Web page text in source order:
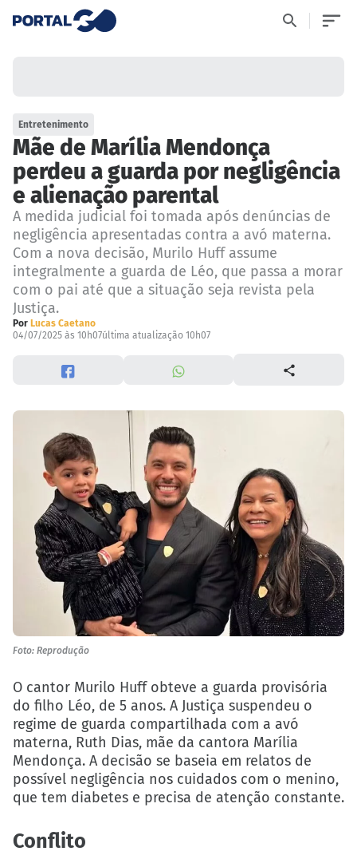
Entretenimento
Mãe de Marília Mendonça
perdeu a guarda por negligência
e alienação parental
A medida judicial foi tomada após denúncias de
negligência apresentadas contra a avó materna.
Com a nova decisão, Murilo Huff assume
integralmente a guarda de Léo, que passa a morar
com o pai até que a situação seja revista pela
Justiça.
Por Lucas Caetano
04/07/2025 às 10h07última atualização 10h07
Foto: Reprodução
O cantor Murilo Huff obteve a guarda provisória
do filho Léo, de 5 anos. A Justiça suspendeu o
regime de guarda compartilhada com a avó
materna, Ruth Dias, mãe da cantora Marília
Mendonça. A decisão se baseia em relatos de
possível negligência nos cuidados com o menino,
que tem diabetes e precisa de atenção constante.
Conflito